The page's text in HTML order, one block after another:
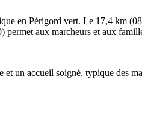
en Périgord vert. Le 17,4 km
aux marcheurs et aux
un accueil soigné, typique des